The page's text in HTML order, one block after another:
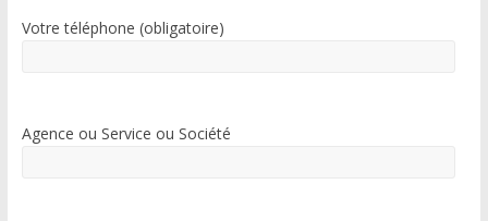
Votre téléphone (obligatoire)
Agence ou Service ou Société